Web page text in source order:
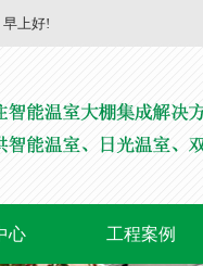
早上好!
心 工程案例